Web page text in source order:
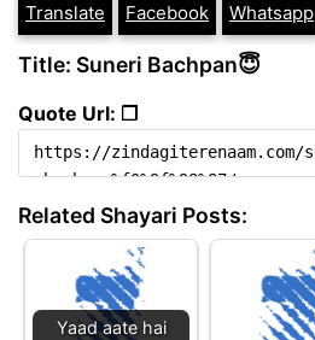
Translate Facebook Whatsapp
Title: Suneri Bachpan😇
Quote Url: ❐
Related Shayari Posts:
Yaad aate hai